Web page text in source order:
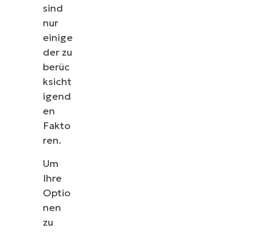
sind
nur
einige
der zu
berüc
ksicht
igend
en
Fakto
ren.
Um
Ihre
Optio
nen
zu